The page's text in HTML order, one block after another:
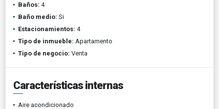
Baños: 4
Baño medio: Si
Estacionamientos: 4
Tipo de inmueble: Apartamento
Tipo de negocio: Venta
Características internas
Aire acondicionado